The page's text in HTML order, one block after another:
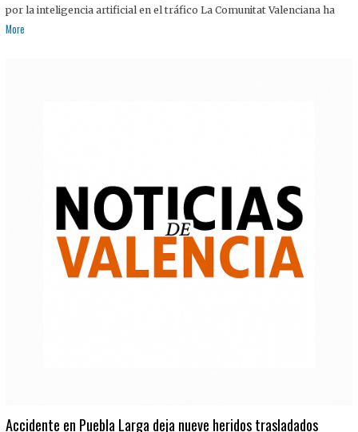
por la inteligencia artificial en el tráfico La Comunitat Valenciana ha
More
Accidente en Puebla Larga deja nueve heridos trasladados